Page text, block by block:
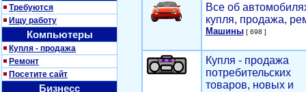
Требуются
Ищу работу
Компьютеры
Купля - продажа
Ремонт
Посетите сайт
Бизнесс
Все об
купля, продажа,
Машины[ 698 ]
Купля - продажа
потребительских
товаров, новых и